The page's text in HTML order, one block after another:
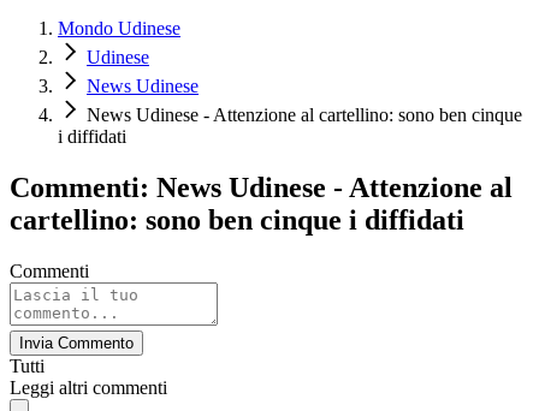
Mondo Udinese
Udinese
News Udinese
News Udinese - Attenzione al cartellino: sono ben cinque
i diffidati
Commenti: News Udinese - Attenzione al
cartellino: sono ben cinque i diffidati
Commenti
Invia Commento
Tutti
Leggi altri commenti